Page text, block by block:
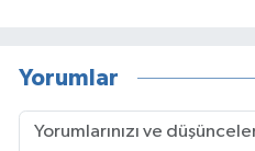
Yorumlar